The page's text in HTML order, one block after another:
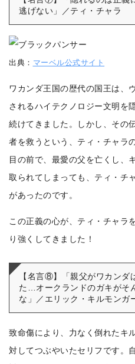
逃げない」／ティ・チャラ
出典： マーベル公式サイト
ワカンダ王国の歴代の国王は、
されるハイテクノロジー文明を
続けてきました。
しかし、その
者を救うという、ティ・チャラ
目の前で、最愛の父を亡くし、
取られてしまっても、ティ・チ
があったのです。
この正義の心が、ティ・チャラ
り強くしてきました！
【名言⑧】「親父がワカンダ
た…オークランドのガキがそ
な」／エリック・キルモンガ
致命傷により、力なく倒れたキ
対してつぶやいたセリフです。